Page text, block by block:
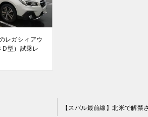
レガシィアウ
D型）試乗レ